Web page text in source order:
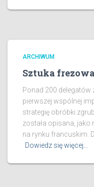
ARCHIWUM
Sztuka
Ponad 200 delegatów
pierwszej wspólnej
strategię obróbki
została opisana,
na rynku francuskim.
Dowiedz się więcej…